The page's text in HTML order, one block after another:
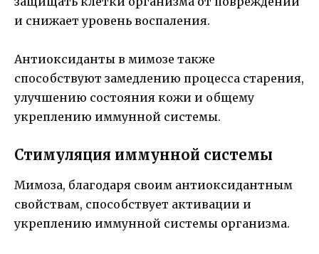
и снижает уровень воспаления.
Антиоксиданты в мимозе также
способствуют замедлению процесса старения,
улучшению состояния кожи и общему
укреплению иммунной системы.
Стимуляция иммунной системы
Мимоза, благодаря своим антиоксидантным
свойствам, способствует активации и
укреплению иммунной системы организма.